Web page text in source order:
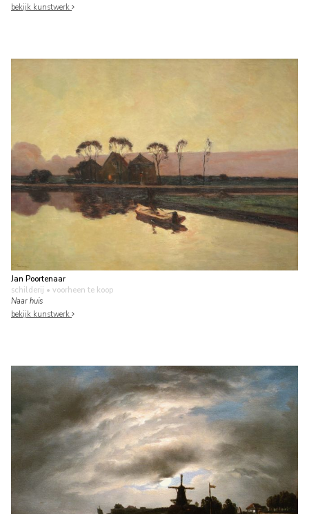
bekijk kunstwerk
Jan Poortenaar
schilderij • voorheen te koop
Naar huis
bekijk kunstwerk